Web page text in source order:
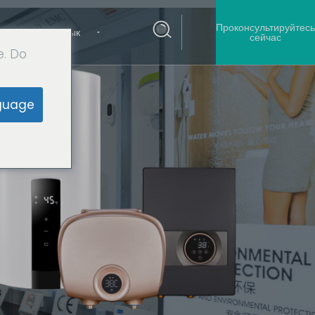
Язык Проконсультируйтесь
сейчас
Do